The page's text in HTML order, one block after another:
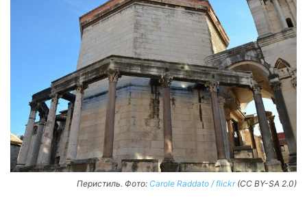
Перистиль. Фото: Carole Raddato / flickr(CC BY-SA 2.0)